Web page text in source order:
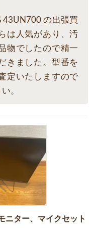
43UN700 の出張買
は人気があり、汚
物でしたので精一
きました。型番を
定いたしますので
。
ニター、マイクセット